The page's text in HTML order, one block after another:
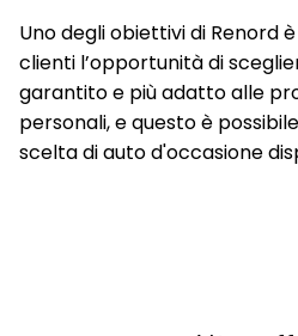
Uno degli obiettivi di Renord
clienti l’opportunità di
garantito e più adatto alle
personali, e questo è
scelta di auto d'occasione